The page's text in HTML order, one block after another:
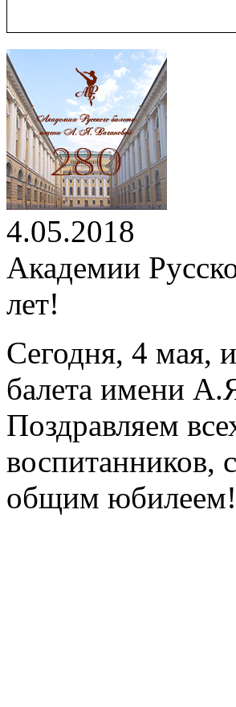
4.05.2018
Академии
лет!
Сегодня, 4 мая,
балета имени
Поздравляем
воспитанников,
общим юбилеем!